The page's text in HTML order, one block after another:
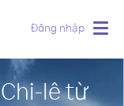
Đăng nhập
lê từ